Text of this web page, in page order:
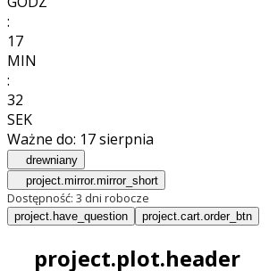
:
17
MIN
:
30
SEK
Ważne do: 17 sierpnia
drewniany
project.mirror.mirror_short
Dostępność: 3 dni robocze
project.have_question project.cart.order_btn
project.plot.header